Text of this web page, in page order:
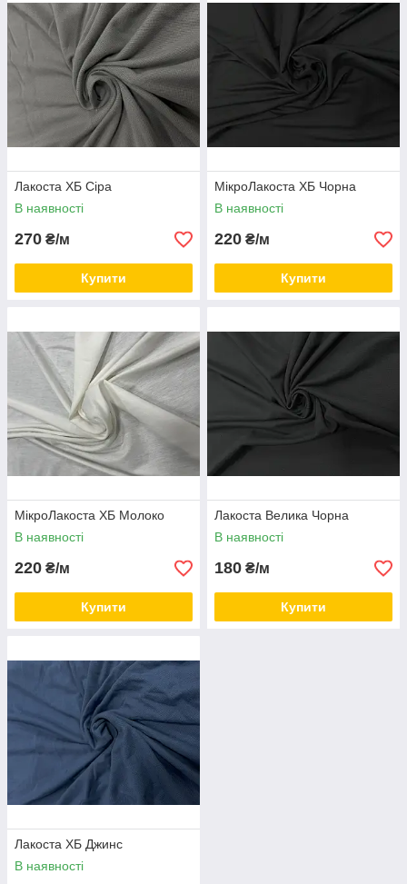
Лакоста ХБ Сіра
В наявності
270 ₴/м
Купити
МікроЛакоста ХБ Чорна
В наявності
220 ₴/м
Купити
МікроЛакоста ХБ Молоко
В наявності
220 ₴/м
Купити
Лакоста Велика Чорна
В наявності
180 ₴/м
Купити
Лакоста ХБ Джинс
В наявності